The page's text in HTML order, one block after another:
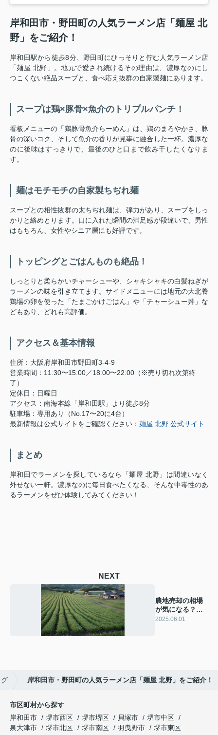
岸和田市・野田町の人気ラーメン店「麺屋 北
野」をご紹介！
岸和田駅から徒歩8分、野田町にひっそりと佇む人気ラーメン店
「麺屋 北野」。地元で愛され続けるその理由は、濃厚なのにし
つこくない絶品スープと、食べ応え抜群の自家製麺にあります。
スープは鶏×豚骨×魚介のトリプルパンチ！
看板メニューの「鶏豚骨魚介らーめん」は、鶏のまろやかさ、豚
骨の深いコク、そして魚介の香りが見事に融合した一杯。濃厚な
のに後味はすっきりで、最後のひと口まで飲み干したくなりま
す。
麺はモチモチの自家製ちぢれ麺
スープとの相性抜群の太ちぢれ麺は、弾力があり、スープをしっ
かりと絡めとります。口に入れた瞬間の満足感が段違いで、男性
はもちろん、女性やシニア層にも好評です。
トッピングとごはんものも絶品！
しっとりと柔らかいチャーシューや、シャキシャキの白髪ねぎが
ラーメンの味を引き立てます。サイドメニューには地元の大北養
鶏場の卵を使った「たまごかけごはん」や「チャーシュー丼」な
どもあり、どれも高評価。
アクセス＆基本情報
住所：大阪府岸和田市野田町3-4-9
営業時間：11:30〜15:00／18:00〜22:00（※売り切れ次第終
了）
定休日：日曜日
アクセス：南海本線「岸和田駅」より徒歩8分
駐車場：専用あり（No.17〜20に4台）
最新情報は公式サイトをご確認ください： 麺屋 北野 公式サイト
まとめ
岸和田でラーメンを探しているなら「麺屋 北野」は間違いなく
外せない一軒。濃厚なのに毎日食べたくなる、そんな中毒性のあ
るラーメンをぜひ体験してみてください！
NEXT
農地売却の相場
が気になる？相
場と売却ポイン
2025.06.01
岸和田市・野田町の人気ラーメン店「麺屋 北野」をご紹介！
市区町村から探す
岸和田市
堺市西区 堺市堺区 貝塚市
堺市中区
泉大津市
堺市北区 堺市南区 羽曳野市
堺市東区